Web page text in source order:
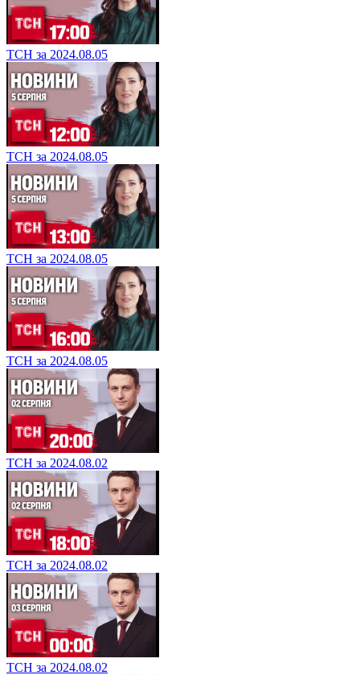
ТСН за 2024.08.05
ТСН за 2024.08.05
ТСН за 2024.08.05
ТСН за 2024.08.05
ТСН за 2024.08.02
ТСН за 2024.08.02
ТСН за 2024.08.02